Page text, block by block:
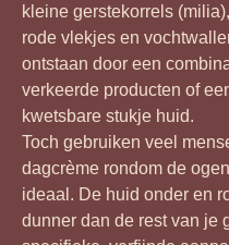
kleine gerstekorrels
rode vlekjes en
ontstaan door een
verkeerde producten of
kwetsbare stukje huid.
Toch gebruiken veel
dagcrème rondom de
ideaal. De huid onder en
dunner dan de rest van je